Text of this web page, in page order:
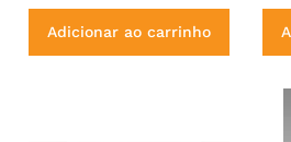
Adicionar ao carrinho